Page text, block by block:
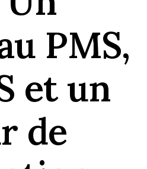
PMS,
et un
de